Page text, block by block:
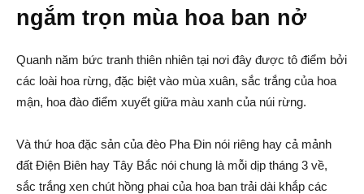
ngắm trọn mùa hoa ban nở
Quanh năm bức tranh thiên nhiên tại nơi đây được tô điểm bởi
các loài hoa rừng, đặc biệt vào mùa xuân, sắc trắng của hoa
mận, hoa đào điểm xuyết giữa màu xanh của núi rừng.
Và thứ hoa đặc sản của đèo Pha Đin nói riêng hay cả mảnh
đất Điện Biên hay Tây Bắc nói chung là mỗi dịp tháng 3 về,
sắc trắng xen chút hồng phai của hoa ban trải dài khắp các